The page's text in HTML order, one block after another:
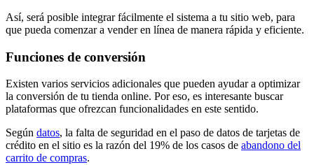
Así, será posible integrar fácilmente el sistema a tu sitio web, para
que pueda comenzar a vender en línea de manera rápida y eficiente.
Funciones de conversión
Existen varios servicios adicionales que pueden ayudar a optimizar
la conversión de tu tienda online. Por eso, es interesante buscar
plataformas que ofrezcan funcionalidades en este sentido.
Según datos, la falta de seguridad en el paso de datos de tarjetas de
crédito en el sitio es la razón del 19% de los casos de abandono del
carrito de compras.